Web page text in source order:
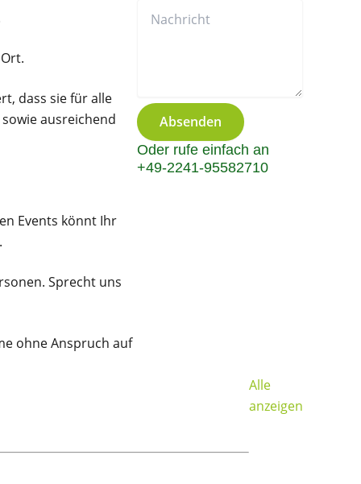
dass sie für alle
ausreichend
Events könnt Ihr
Sprecht uns
ohne Anspruch auf
Absenden
Oder rufe einfach an
+49-2241-95582710
Crossgolf:
Alle
anzeigen